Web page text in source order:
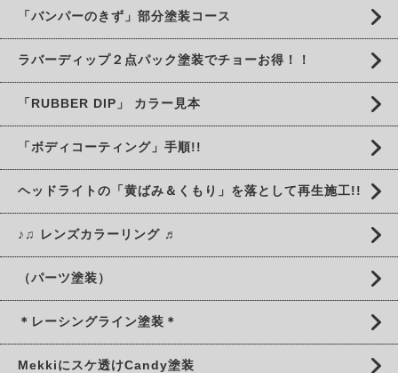
「バンパーのきず」部分塗装コース
ラバーディップ２点パック塗装でチョーお得！！
「RUBBER DIP」 カラー見本
「ボディコーティング」手順!!
ヘッドライトの「黄ばみ＆くもり」を落として再生施工!!
♪♫ レンズカラーリング ♬
（パーツ塗装）
＊レーシングライン塗装＊
Mekkiにスケ透けCandy塗装